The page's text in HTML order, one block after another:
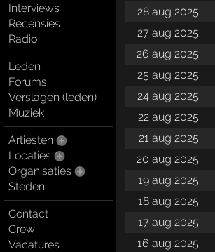
Interviews
Recensies
Radio
Leden
Forums
Verslagen (leden)
Muziek
Artiesten
Locaties
Organisaties
Steden
Contact
Crew
Vacatures
28 aug 2025
27 aug 2025
26 aug 2025
25 aug 2025
24 aug 2025
22 aug 2025
21 aug 2025
20 aug 2025
19 aug 2025
18 aug 2025
17 aug 2025
16 aug 2025